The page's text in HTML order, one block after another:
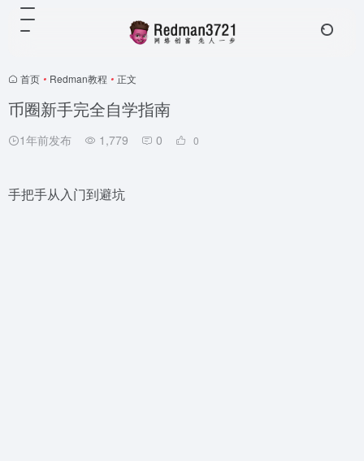
首页 • Redman教程 • 正文
币圈新手完全自学指南
1年前发布 1,779 0 0
手把手从入门到避坑